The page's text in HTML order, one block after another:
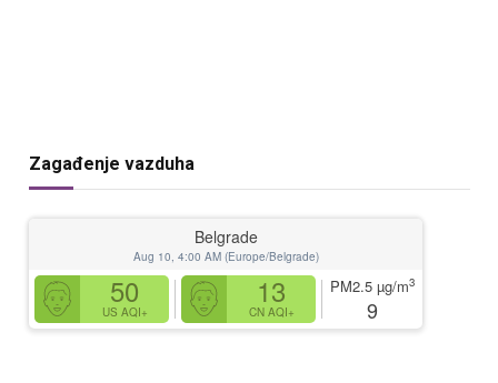
Zagađenje vazduha
Belgrade
Aug 10, 4:00 AM (Europe/Belgrade)
50
US AQI+
13
CN AQI+
PM2.5 µg/m3
9